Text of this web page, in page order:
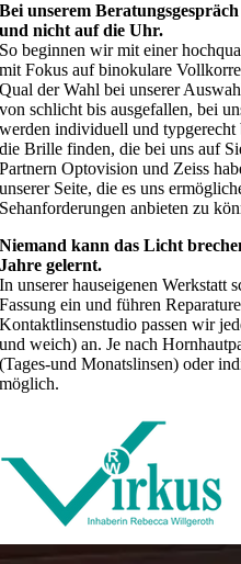
Bei unserem
und nicht auf die Uhr.
So beginnen wir mit einer
mit Fokus auf binokulare
Qual der Wahl bei unserer
von schlicht bis ausgefallen, bei
werden individuell und typgerecht
die Brille finden, die bei uns auf
Partnern Optovision und Zeiss
unserer Seite, die es uns
Sehanforderungen anbieten zu
Niemand kann das Licht
Jahre gelernt.
In unserer hauseigenen
Fassung ein und führen
Kontaktlinsenstudio passen wir
und weich) an. Je nach
(Tages-und Monatslinsen) oder
möglich.